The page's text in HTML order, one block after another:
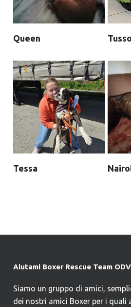
Queen
Tessa
Aiutami Boxer Rescue Team ODV
Siamo un gruppo di amici,
dei nostri amici Boxer per i quali